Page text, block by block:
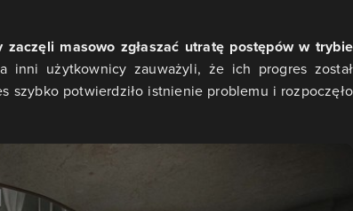
masowo zgłaszać utratę postępów w trybie
inni użytkownicy zauważyli, że ich progres został
szybko potwierdziło istnienie problemu i rozpoczęło